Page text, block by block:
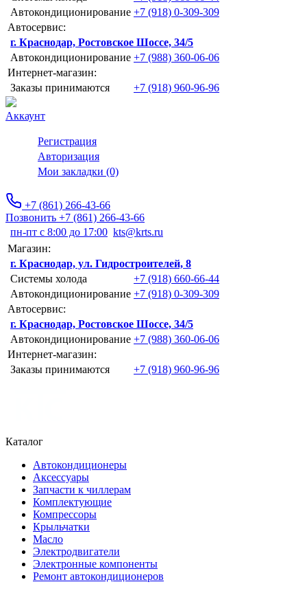
Автокондиционирование +7 (918) 0-309-309
Автосервис:
г. Краснодар, Ростовское Шоссе, 34/5
Автокондиционирование +7 (988) 360-06-06
Интернет-магазин:
Заказы принимаются
+7 (918) 960-96-96
Аккаунт
Регистрация
Авторизация
Мои закладки (0)
+7 (861) 266-43-66
Позвонить +7 (861) 266-43-66
пн-пт с 8:00 до 17:00 kts@krts.ru
Магазин:
г. Краснодар, ул. Гидростроителей, 8
Системы холода
+7 (918) 660-66-44
Автокондиционирование +7 (918) 0-309-309
Автосервис:
г. Краснодар, Ростовское Шоссе, 34/5
Автокондиционирование +7 (988) 360-06-06
Интернет-магазин:
Заказы принимаются
+7 (918) 960-96-96
Каталог
Автокондиционеры
Аксессуары
Запчасти к чиллерам
Комплектующие
Компрессоры
Крыльчатки
Масло
Электродвигатели
Электронные компоненты
Ремонт автокондиционеров